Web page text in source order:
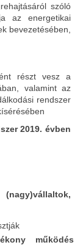
szóló
az energetikai
bevezetésében,
részt vesz a
valamint az
rendszer
2019. évben
működés